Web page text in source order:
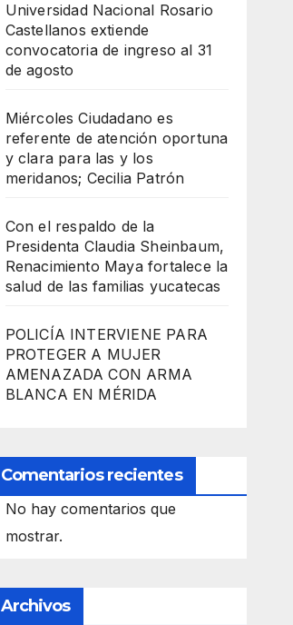
Universidad Nacional Rosario
Castellanos extiende
convocatoria de ingreso al 31
de agosto
Miércoles Ciudadano es
referente de atención oportuna
y clara para las y los
meridanos; Cecilia Patrón
Con el respaldo de la
Presidenta Claudia Sheinbaum,
Renacimiento Maya fortalece la
salud de las familias yucatecas
POLICÍA INTERVIENE PARA
PROTEGER A MUJER
AMENAZADA CON ARMA
BLANCA EN MÉRIDA
Comentarios recientes
No hay comentarios que
mostrar.
Archivos